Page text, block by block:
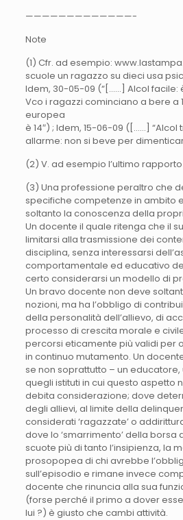
—————————————-
Note
(1) Cfr. ad esempio:
scuole un ragazzo su dieci usa
Idem, 30-05-09 (“[……] Alcol facile:
Vco i ragazzi cominciano a bere a
europea
è 14″) ; Idem, 15-06-09 ([……]
allarme: non si beve per
(2) V. ad esempio l’ultimo rapporto
(3) Una professione peraltro che
specifiche competenze in ambito
soltanto la conoscenza della
Un docente il quale ritenga che il
limitarsi alla trasmissione dei
disciplina, senza interessarsi
comportamentale ed educativo
certo considerarsi un modello di
Un bravo docente non deve
nozioni, ma ha l’obbligo di
della personalità dell’allievo, di
processo di crescita morale e
percorsi eticamente più validi per
in continuo mutamento. Un
se non soprattutto – un educatore,
quegli istituti in cui questo aspetto
debita considerazione; dove
degli allievi, al limite della
considerati ‘ragazzate’ o
dove lo ‘smarrimento’ della borsa
scuote più di tanto l’insipienza, la
prosopopea di chi avrebbe
sull’episodio e rimane invece
docente che rinuncia alla sua
(forse perché il primo a dover
lui ?) è giusto che cambi attività.